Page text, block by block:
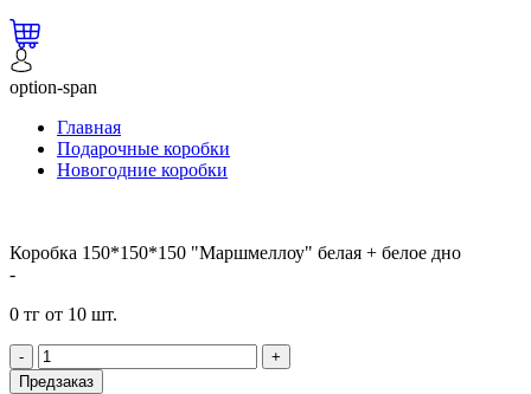
option-span
Главная
Подарочные коробки
Новогодние коробки
Коробка 150*150*150 "Маршмеллоу" белая + белое дно
-
0 тг от 10 шт.
-
+
Предзаказ